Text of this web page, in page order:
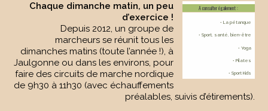
A consulter également :
• La pétanque
• Sport, santé, bien-être
• Yoga
• Pilates
• Sport Kids
Chaque dimanche matin, un peu
d’exercice !
Depuis 2012, un groupe de
marcheurs se réunit tous les
dimanches matins (toute l’année !), à
Jaulgonne ou dans les environs, pour
faire des circuits de marche nordique
de 9h30 à 11h30 (avec échauffements
préalables, suivis d’étirements).